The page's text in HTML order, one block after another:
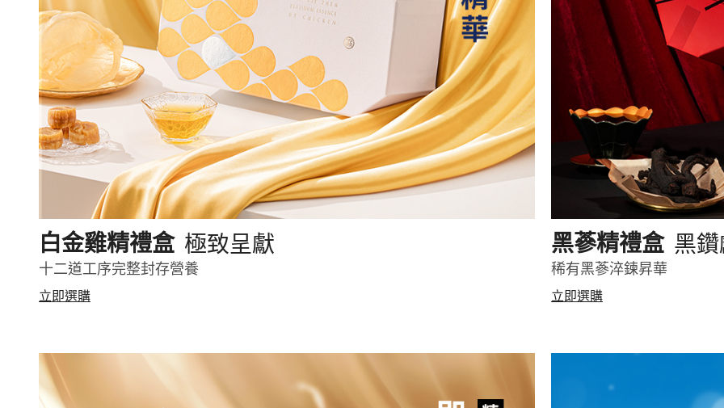
白金雞精禮盒 極致呈獻
十二道工序完整封存營養
立即選購
黑蔘精禮盒 黑
稀有黑蔘淬鍊昇華
立即選購